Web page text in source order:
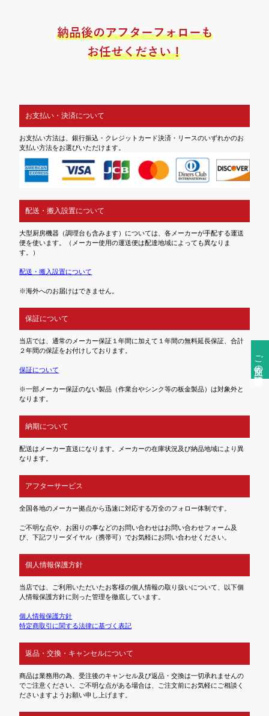
ご注文前の確認事項
お支払い・決済について
お支払い方法は、銀行振込・クレジットカード決済・リースのいずれかのお
支払い方法をお選びいただけます。
配送・搬入設置について
大型厨房機器（調理台も含みます）については、各メーカーが手配する運送
便を使います。（メーカー使用の運送便は配達地域によっても異なりま
す。）
配送・搬入設置について
※海外へのお届けはできません。
保証について
当店では、通常のメーカー保証１年間に加えて１年間の無料延長保証、合計
２年間の保証をお付けしております。
保証について
※一部メーカー保証のない製品（作業台やシンク等の板金製品）は対象外と
なります。
納期について
配送はメーカー直送になります。メーカーの在庫状況及び納品地域により異
なります。
アフターサービス
全国各地のメーカー拠点から迅速に対応する万全のフォロー体制です。
ご不明な点や、お困りの事などのお問い合わせはお問い合わせフォーム及
び、下記フリーダイヤル（携帯可）でお気軽にお問い合わせください。
個人情報保護方針
当店では、ご利用いただいたお客様の個人情報の取り扱いについて、以下個
人情報保護方針に則った管理を徹底しています。
個人情報保護方針
特定商取引に関する法律に基づく表記
返品・交換・キャンセルについて
商品は業務用の為、受注後のキャンセル及び返品・交換は一切承れませんの
でご注意ください。ご不明な点がある場合は、ご注文前にお気軽にご相談く
ださいますようお願い申し上げます。